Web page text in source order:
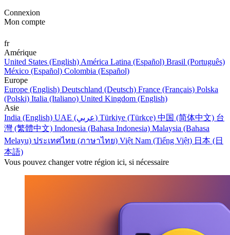
Connexion
Mon compte
fr
Amérique
United States (English) América Latina (Español) Brasil (Português)
México (Español) Colombia (Español)
Europe
Europe (English) Deutschland (Deutsch) France (Français) Polska
(Polski) Italia (Italiano) United Kingdom (English)
Asie
India (English)
UAE (عربي) Türkiye (Türkçe) 中国 (简体中文) 台
灣 (繁體中文) Indonesia (Bahasa Indonesia) Malaysia (Bahasa
Melayu) ประเทศไทย (ภาษาไทย) Việt Nam (Tiếng Việt) 日本 (日
本語)
Vous pouvez changer votre région ici, si nécessaire